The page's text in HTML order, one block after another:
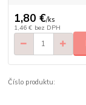
1,80 €/ks
1,46 € bez DPH
Číslo produktu: